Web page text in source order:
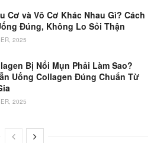
Cơ và Vô Cơ Khác Nhau Gì? Cách
Đúng, Không Lo Sỏi Thận
2025
Bị Nổi Mụn Phải Làm Sao?
Uống Collagen Đúng Chuẩn Từ
2025